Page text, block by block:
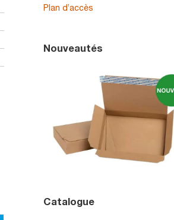
Plan d’accès
Nouveautés
Catalogue